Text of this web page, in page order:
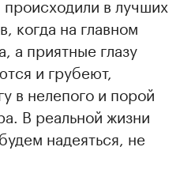
в лучших
когда на главном
а приятные глазу
и грубеют,
в нелепого и порой
В реальной жизни
надеяться, не